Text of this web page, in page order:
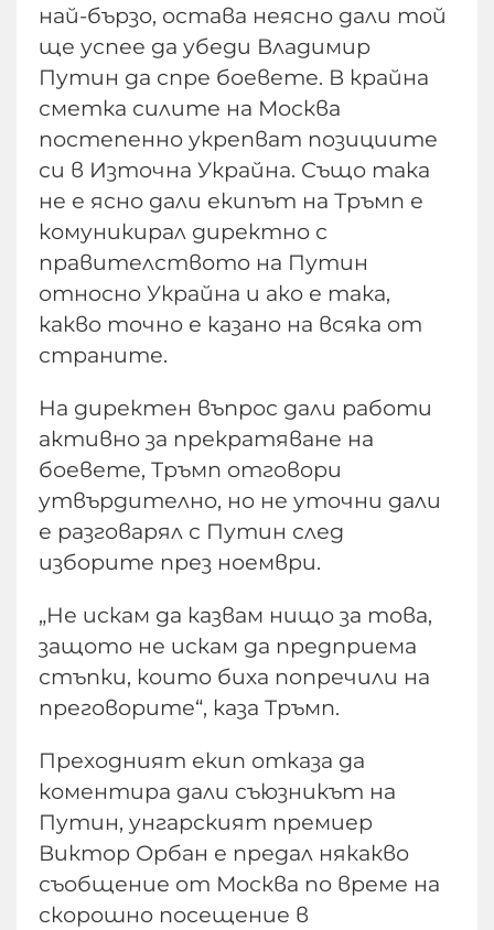
най-бързо, остава неясно дали той
ще успее да убеди Владимир
Путин да спре боевете. В крайна
сметка силите на Москва
постепенно укрепват позициите
си в Източна Украйна. Също така
не е ясно дали екипът на Тръмп е
комуникирал директно с
правителството на Путин
относно Украйна и ако е така,
какво точно е казано на всяка от
страните.
На директен въпрос дали работи
активно за прекратяване на
боевете, Тръмп отговори
утвърдително, но не уточни дали
е разговарял с Путин след
изборите през ноември.
„Не искам да казвам нищо за това,
защото не искам да предприема
стъпки, които биха попречили на
преговорите“, каза Тръмп.
Преходният екип отказа да
коментира дали съюзникът на
Путин, унгарският премиер
Виктор Орбан е предал някакво
съобщение от Москва по време на
скорошно посещение в